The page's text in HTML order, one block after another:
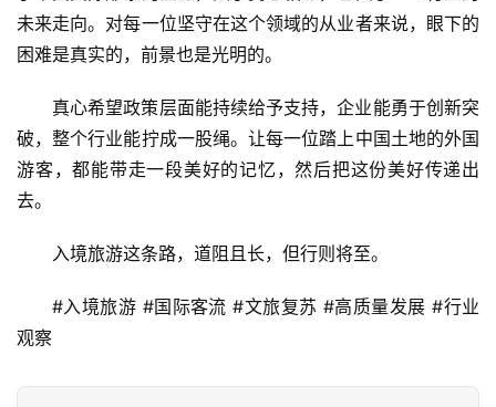
未来走向。对每一位坚守在这个领域的从业者来说，眼下的
困难是真实的，前景也是光明的。
真心希望政策层面能持续给予支持，企业能勇于创新突
破，整个行业能拧成一股绳。让每一位踏上中国土地的外国
游客，都能带走一段美好的记忆，然后把这份美好传递出
去。
入境旅游这条路，道阻且长，但行则将至。
#入境旅游 #国际客流 #文旅复苏 #高质量发展 #行业
观察